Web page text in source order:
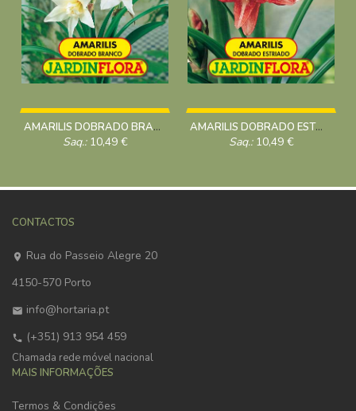
AMARILIS DOBRADO BRANCO C/1
Saq.: 10,49 €
AMARILIS DOBRADO ESTRIADO C/1
Saq.: 10,49 €
CONTACTOS
Rua do Passeio Alegre 20
4150-570 Porto
info@hortaria.pt
(+351) 913 954 459
Chamada rede móvel nacional
MAIS INFORMAÇÕES
Termos & Condições